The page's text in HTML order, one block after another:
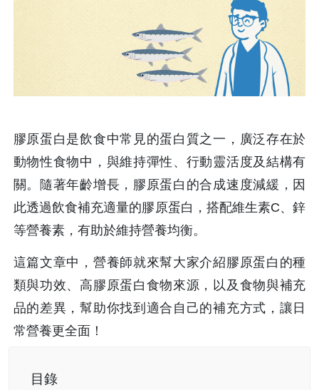
膠原蛋白是飲食中常見的蛋白質之一，廣泛存在於
動物性食物中，與維持彈性、行動靈活度及結構有
關。隨著年齡增長，膠原蛋白的合成速度減緩，因
此透過飲食補充適量的膠原蛋白，搭配維生素C、鋅
等營養素，有助於維持營養均衡。
這篇文章中，營養師就來幫大家介紹膠原蛋白的種
類與功效、高膠原蛋白食物來源，以及食物與補充
品的差異，幫助你找到適合自己的補充方式，讓日
常營養更全面！
目錄